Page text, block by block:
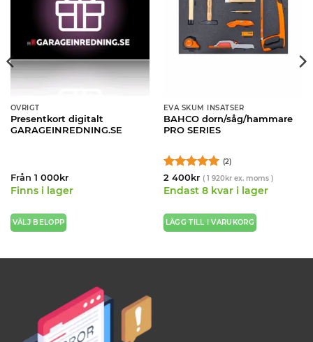
ÖVRIGT
Presentkort digitalt
GARAGEINREDNING.SE
Från 1 000kr
Finns i lager
VÄLJ BELOPP
varianter.
olika
EVA SKUM INSATSER
BAHCO dorn/såg/hammare
PRO SERIES
Betygsatt 5
av 5
(2)
2 400kr ( 1 920krex. moms )
Endast 8 kvar i lager
LÄGG TILL I VARUKORG